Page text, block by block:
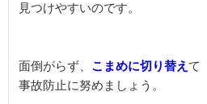
見つけやすいのです。
面倒がらず、 こまめに切り替え て
事故防止に努めましょう。